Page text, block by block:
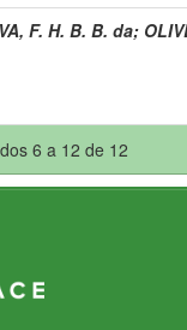
F. H. B. B. da;
6 a 12 de 12